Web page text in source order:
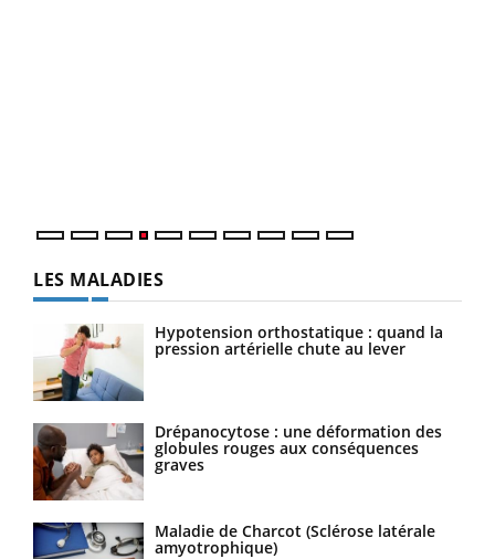
LES MALADIES
Hypotension orthostatique : quand la
pression artérielle chute au lever
Drépanocytose : une déformation des
globules rouges aux conséquences
graves
Maladie de Charcot (Sclérose latérale
amyotrophique)